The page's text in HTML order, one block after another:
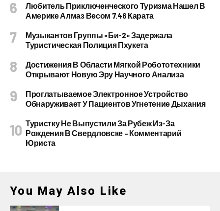
Любитель Приключенческого Туризма Нашел В
Америке Алмаз Весом 7.46 Карата
Музыкантов Группы «Би-2» Задержала
Туристическая Полиция Пхукета
Достижения В Области Мягкой Робототехники
Открывают Новую Эру Научного Анализа
Проглатываемое Электронное Устройство
Обнаруживает У Пациентов Угнетение Дыхания
Туристку Не Выпустили За Рубеж Из-За
Рождения В Свердловске – Комментарий
Юриста
You May Also Like